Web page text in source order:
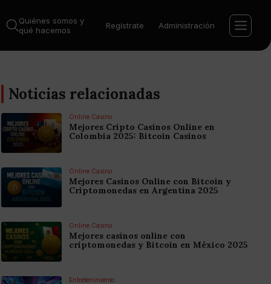
Quiénes somos y
qué hacemos
Regístrate Administración
Noticias relacionadas
Online Casino
Mejores Cripto Casinos Online en
Colombia 2025: Bitcoin Casinos
Online Casino
Mejores Casinos Online con Bitcoin y
Criptomonedas en Argentina 2025
Online Casino
Mejores casinos online con
criptomonedas y Bitcoin en México 2025
Entretenimiento